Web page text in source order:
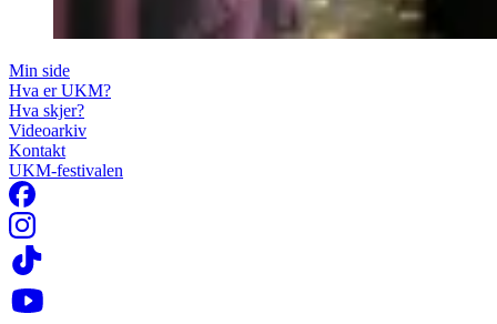
Min side
Hva er UKM?
Hva skjer?
Videoarkiv
Kontakt
UKM-festivalen